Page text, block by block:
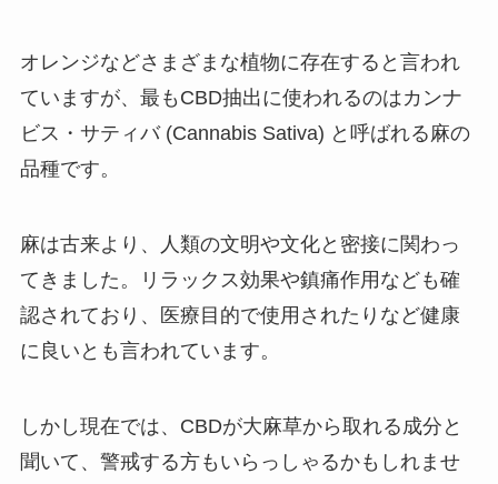
オレンジなどさまざまな植物に存在すると言われ
ていますが、最もCBD抽出に使われるのはカンナ
ビス・サティバ (Cannabis Sativa) と呼ばれる麻の
品種です。
麻は古来より、人類の文明や文化と密接に関わっ
てきました。リラックス効果や鎮痛作用なども確
認されており、医療目的で使用されたりなど健康
に良いとも言われています。
しかし現在では、CBDが大麻草から取れる成分と
聞いて、警戒する方もいらっしゃるかもしれませ